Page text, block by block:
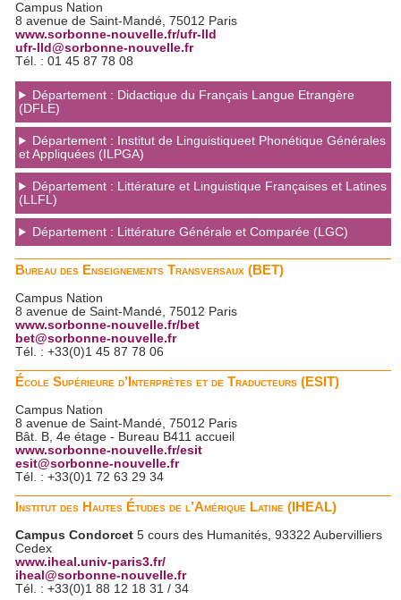
Campus Nation
8 avenue de Saint-Mandé, 75012 Paris
www.sorbonne-nouvelle.fr/ufr-lld
ufr-lld@sorbonne-nouvelle.fr
Tél. : 01 45 87 78 08
Département : Didactique du Français Langue Etrangère
(DFLE)
Département : Institut de Linguistiqueet Phonétique Générales
et Appliquées (ILPGA)
Département : Littérature et Linguistique Françaises et Latines
(LLFL)
Département : Littérature Générale et Comparée (LGC)
Bureau des Enseignements Transversaux (BET)
Campus Nation
8 avenue de Saint-Mandé, 75012 Paris
www.sorbonne-nouvelle.fr/bet
bet@sorbonne-nouvelle.fr
Tél. : +33(0)1 45 87 78 06
École Supérieure d’Interprètes et de Traducteurs (ESIT)
Campus Nation
8 avenue de Saint-Mandé, 75012 Paris
Bât. B, 4e étage - Bureau B411 accueil
www.sorbonne-nouvelle.fr/esit
esit@sorbonne-nouvelle.fr
Tél. : +33(0)1 72 63 29 34
Institut des Hautes Études de l’Amérique Latine (IHEAL)
Campus Condorcet 5 cours des Humanités, 93322 Aubervilliers
Cedex
www.iheal.univ-paris3.fr/
iheal@sorbonne-nouvelle.fr
Tél. : +33(0)1 88 12 18 31 / 34